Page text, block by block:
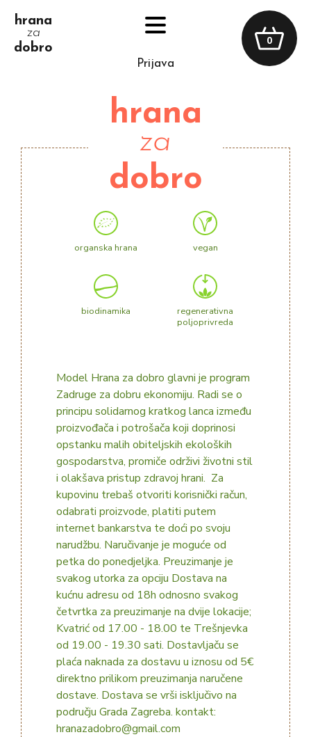
hrana
za
dobro
prijava
hrana
za
dobro
organska hrana vegan
biodinamika
regenerativna
poljoprivreda
Model Hrana za dobro glavni je program
Zadruge za dobru ekonomiju. Radi se o
principu solidarnog kratkog lanca između
proizvođača i potrošača koji doprinosi
opstanku malih obiteljskih ekoloških
gospodarstva, promiče održivi životni stil
i olakšava pristup zdravoj hrani. Za
kupovinu trebaš otvoriti korisnički račun,
odabrati proizvode, platiti putem
internet bankarstva te doći po svoju
narudžbu. Naručivanje je moguće od
petka do ponedjeljka. Preuzimanje je
svakog utorka za opciju Dostava na
kućnu adresu od 18h odnosno svakog
četvrtka za preuzimanje na dvije lokacije;
Kvatrić od 17.00 - 18.00 te Trešnjevka
od 19.00 - 19.30 sati. Dostavljaču se
plaća naknada za dostavu u iznosu od 5€
direktno prilikom preuzimanja naručene
dostave. Dostava se vrši isključivo na
području Grada Zagreba. kontakt:
hranazadobro@gmail.com
0